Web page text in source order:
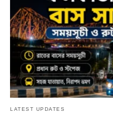
LATEST UPDATES